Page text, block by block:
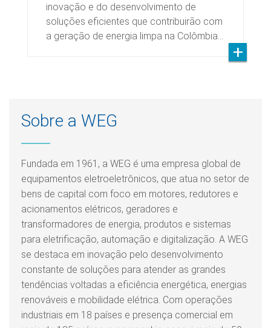
inovação e do desenvolvimento de
soluções eficientes que contribuirão com
a geração de energia limpa na Colômbia…
Sobre a WEG
Fundada em 1961, a WEG é uma empresa global de
equipamentos eletroeletrônicos, que atua no setor de
bens de capital com foco em motores, redutores e
acionamentos elétricos, geradores e
transformadores de energia, produtos e sistemas
para eletrificação, automação e digitalização. A WEG
se destaca em inovação pelo desenvolvimento
constante de soluções para atender as grandes
tendências voltadas a eficiência energética, energias
renováveis e mobilidade elétrica. Com operações
industriais em 18 países e presença comercial em